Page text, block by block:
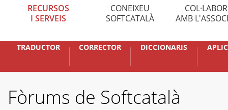
RECURSOS
I SERVEIS
CONEIXEU
SOFTCATALÀ
AMB
TRADUCTOR CORRECTOR DICCIONARIS
Fòrums de Softcatalà